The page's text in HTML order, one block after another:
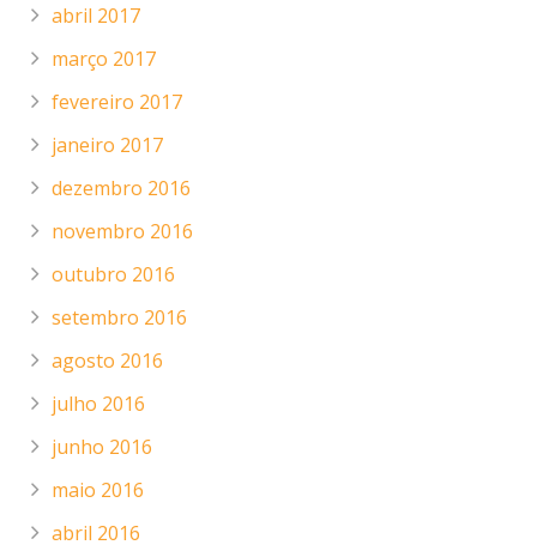
abril 2017
março 2017
fevereiro 2017
janeiro 2017
dezembro 2016
novembro 2016
outubro 2016
setembro 2016
agosto 2016
julho 2016
junho 2016
maio 2016
abril 2016